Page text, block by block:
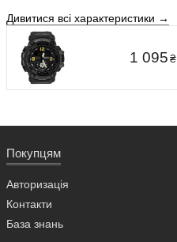
Дивитися всі характеристики →
1 095₴
Покупцям
Авторизація
Контакти
База знань